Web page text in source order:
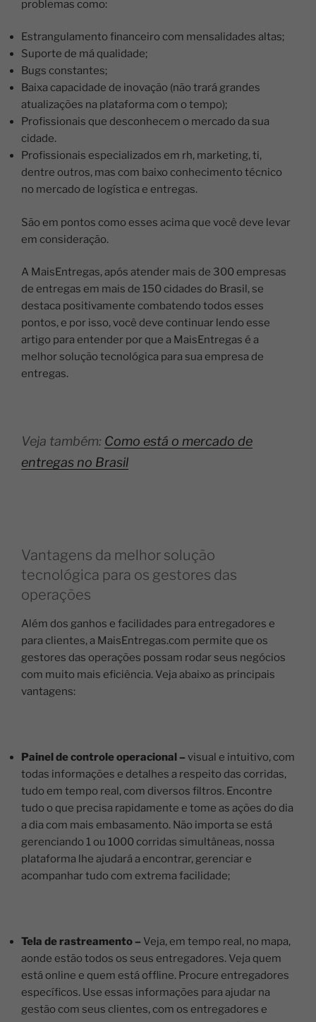
problemas como:
Estrangulamento financeiro com mensalidades altas;
Suporte de má qualidade;
Bugs constantes;
Baixa capacidade de inovação (não trará grandes
atualizações na plataforma com o tempo);
Profissionais que desconhecem o mercado da sua
cidade.
Profissionais especializados em rh, marketing, ti,
dentre outros, mas com baixo conhecimento técnico
no mercado de logística e entregas.
São em pontos como esses acima que você deve levar
em consideração.
A MaisEntregas, após atender mais de 300 empresas
de entregas em mais de 150 cidades do Brasil, se
destaca positivamente combatendo todos esses
pontos, e por isso, você deve continuar lendo esse
artigo para entender por que a MaisEntregas é a
melhor solução tecnológica para sua empresa de
entregas.
Veja também: Como está o mercado de
entregas no Brasil
Vantagens da melhor solução
tecnológica para os gestores das
operações
Além dos ganhos e facilidades para entregadores e
para clientes, a MaisEntregas.com permite que os
gestores das operações possam rodar seus negócios
com muito mais eficiência. Veja abaixo as principais
vantagens:
Painel de controle operacional – visual e intuitivo, com
todas informações e detalhes a respeito das corridas,
tudo em tempo real, com diversos filtros. Encontre
tudo o que precisa rapidamente e tome as ações do dia
a dia com mais embasamento. Não importa se está
gerenciando 1 ou 1000 corridas simultâneas, nossa
plataforma lhe ajudará a encontrar, gerenciar e
acompanhar tudo com extrema facilidade;
Tela de rastreamento – Veja, em tempo real, no mapa,
aonde estão todos os seus entregadores. Veja quem
está online e quem está offline. Procure entregadores
específicos. Use essas informações para ajudar na
gestão com seus clientes, com os entregadores e